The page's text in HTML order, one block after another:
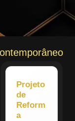
Projeto
de
Reform
a